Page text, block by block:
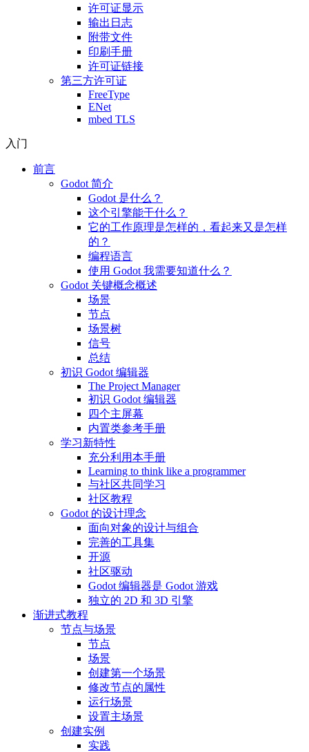
许可证显示
输出日志
附带文件
印刷手册
许可证链接
第三方许可证
FreeType
ENet
mbed TLS
入门
前言
Godot 简介
Godot 是什么？
这个引擎能干什么？
它的工作原理是怎样的，看起来又是怎样
的？
编程语言
使用 Godot 我需要知道什么？
Godot 关键概念概述
场景
节点
场景树
信号
总结
初识 Godot 编辑器
The Project Manager
初识 Godot 编辑器
四个主屏幕
内置类参考手册
学习新特性
充分利用本手册
Learning to think like a programmer
与社区共同学习
社区教程
Godot 的设计理念
面向对象的设计与组合
完善的工具集
开源
社区驱动
Godot 编辑器是 Godot 游戏
独立的 2D 和 3D 引擎
渐进式教程
节点与场景
节点
场景
创建第一个场景
修改节点的属性
运行场景
设置主场景
创建实例
实践